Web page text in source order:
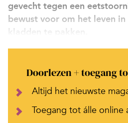
gevecht tegen een
bewust voor om het leven
kladden te pakken.
Doorlezen + toegang
Altijd het nieuwste
Toegang tot álle online